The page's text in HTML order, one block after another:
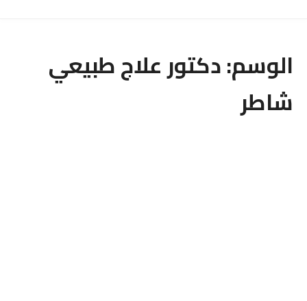
الوسم:دكتور علاج طبيعي
شاطر